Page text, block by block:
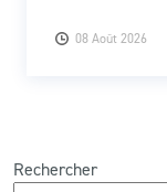
08 Août 2026
Rechercher